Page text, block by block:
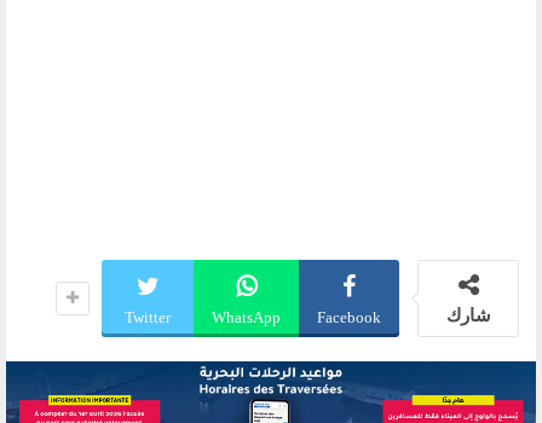
شارك Facebook
WhatsApp
Twitter